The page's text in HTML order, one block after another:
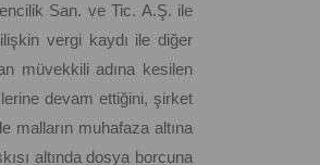
San. ve Tic. A.Ş. ile
vergi kaydı ile diğer
müvekkili adına kesilen
devam ettiğini, şirket
malların muhafaza altına
altında dosya borcuna